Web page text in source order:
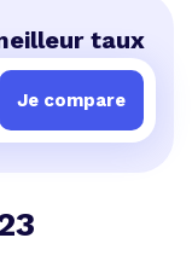
taux